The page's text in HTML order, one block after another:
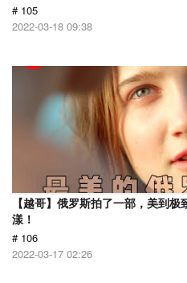
# 105
2022-03-18 09:38
【越哥】俄罗斯拍了一部，美到
漾！
# 106
2022-03-17 02:26